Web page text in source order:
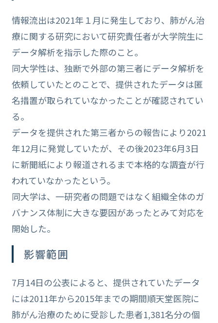
情報流出は2021年１月に発生しており、肺がん治
療に関する研究において研究責任者が大学院生に
データ解析を指示した際のこと。
同大学性は、独断で外部の第三者にデータ解析を
依頼していたとのことで、提供されたデータは匿
名措置が取られていなかったことが確認されてい
る。
データを提供された第三者からの報告により2021
年12月に発覚していたが、その後2023年6月3日
に新聞紙により報道されるまで本格的な調査が行
われていなかったという。
同大学は、一研究者の問題ではなく組織全体のガ
バナンス体制に大きな要因があったとみて対応を
開始した。
影響範囲
7月14日の公表によると、提供されていたデータ
には2011年から2015年までの期間順天堂医院に
肺がん治療のために受診した患者1,381名分の個